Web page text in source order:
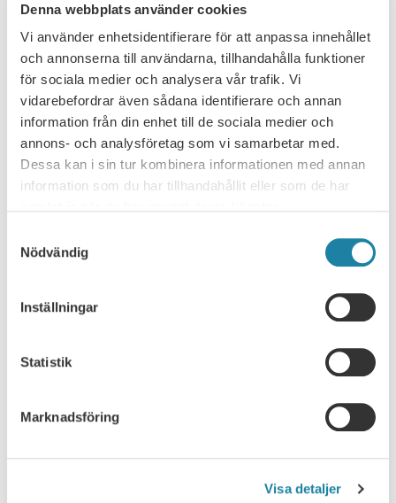
Denna webbplats använder cookies
Vi använder enhetsidentifierare för att anpassa innehållet
och annonserna till användarna, tillhandahålla funktioner
för sociala medier och analysera vår trafik. Vi
vidarebefordrar även sådana identifierare och annan
information från din enhet till de sociala medier och
annons- och analysföretag som vi samarbetar med.
Dessa kan i sin tur kombinera informationen med annan
information som du har tillhandahållit eller som de har
Nödvändig
Inställningar
Statistik
Marknadsföring
Visa detaljer
Ledare i Universitetsläraren
Nyhet